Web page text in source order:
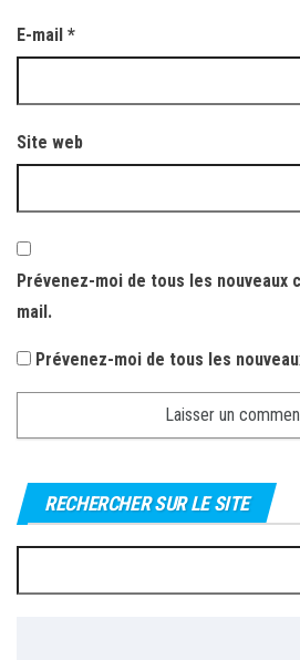
E-mail *
Site web
Prévenez-moi de tous les nouveaux
mail.
Prévenez-moi de tous les
RECHERCHER SUR LE SITE